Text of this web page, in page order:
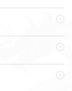


